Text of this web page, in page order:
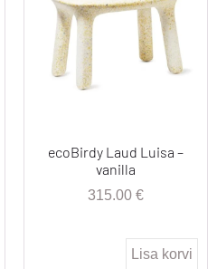
ecoBirdy Laud Luisa –
vanilla
315.00 €
Lisa korvi